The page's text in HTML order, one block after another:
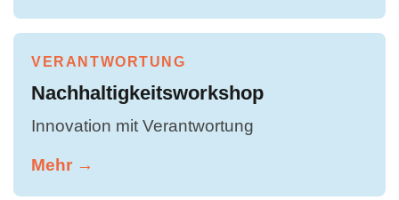
VERANTWORTUNG
Nachhaltigkeitsworkshop
Innovation mit Verantwortung
Mehr →